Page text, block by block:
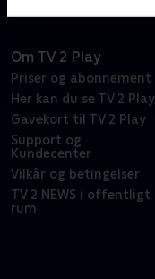
Om TV 2 Play
Priser og abonnement
Her kan du se TV 2 Play
Gavekort til TV 2 Play
Support og
Kundecenter
Vilkår og betingelser
TV 2 NEWS i offentligt
rum